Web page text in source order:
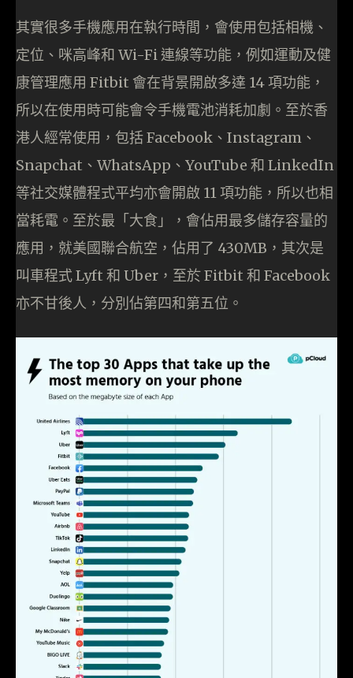
其實很多手機應用在執行時間，會使用包括相機、
定位、咪高峰和 Wi-Fi 連線等功能，例如運動及健
康管理應用 Fitbit 會在背景開啟多達 14 項功能，
所以在使用時可能會令手機電池消耗加劇。至於香
港人經常使用，包括 Facebook、Instagram、
Snapchat、WhatsApp、YouTube 和 LinkedIn
等社交媒體程式平均亦會開啟 11 項功能，所以也相
當耗電。至於最「大食」，會佔用最多儲存容量的
應用，就美國聯合航空，佔用了 430MB，其次是
叫車程式 Lyft 和 Uber，至於 Fitbit 和 Facebook
亦不甘後人，分別佔第四和第五位。